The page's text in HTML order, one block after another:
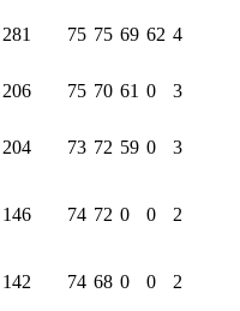
281 75 75 69 62 4
206 75 70 61 0 3
204 73 72 59 0 3
146 74 72 0 0 2
142 74 68 0 0 2